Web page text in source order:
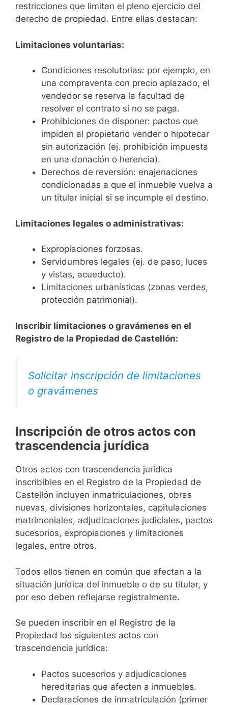
restricciones que limitan el pleno ejercicio del
derecho de propiedad. Entre ellas destacan:
Limitaciones voluntarias:
Condiciones resolutorias: por ejemplo, en
una compraventa con precio aplazado, el
vendedor se reserva la facultad de
resolver el contrato si no se paga.
Prohibiciones de disponer: pactos que
impiden al propietario vender o hipotecar
sin autorización (ej. prohibición impuesta
en una donación o herencia).
Derechos de reversión: enajenaciones
condicionadas a que el inmueble vuelva a
un titular inicial si se incumple el destino.
Limitaciones legales o administrativas:
Expropiaciones forzosas.
Servidumbres legales (ej. de paso, luces
y vistas, acueducto).
Limitaciones urbanísticas (zonas verdes,
protección patrimonial).
Inscribir limitaciones o gravámenes en el
Registro de la Propiedad de Castellón:
Solicitar inscripción de limitaciones
o gravámenes
Inscripción de otros actos con
trascendencia jurídica
Otros actos con trascendencia jurídica
inscribibles en el Registro de la Propiedad de
Castellón incluyen inmatriculaciones, obras
nuevas, divisiones horizontales, capitulaciones
matrimoniales, adjudicaciones judiciales, pactos
sucesorios, expropiaciones y limitaciones
legales, entre otros.
Todos ellos tienen en común que afectan a la
situación jurídica del inmueble o de su titular, y
por eso deben reflejarse registralmente.
Se pueden inscribir en el Registro de la
Propiedad los siguientes actos con
trascendencia jurídica:
Pactos sucesorios y adjudicaciones
hereditarias que afecten a inmuebles.
Declaraciones de inmatriculación (primer